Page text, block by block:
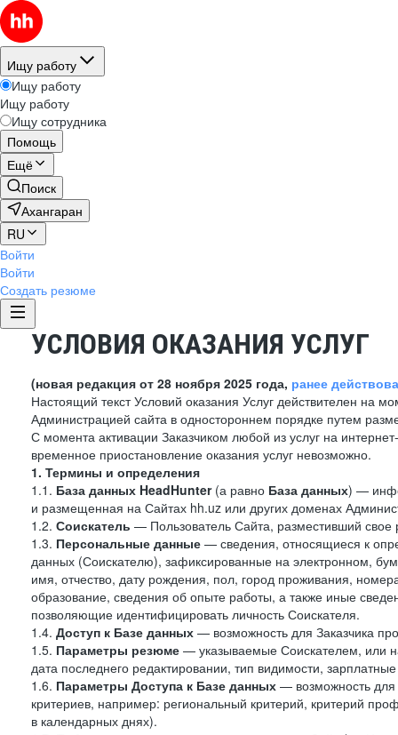
Ищу работу
Ищу работу
Ищу работу
Ищу сотрудника
Помощь
Ещё
Поиск
Ахангаран
RU
Войти
Войти
Создать резюме
УСЛОВИЯ ОКАЗАНИЯ УСЛУГ
(новая редакция от 28 ноября 2025 года, ранее
Настоящий текст Условий оказания Услуг действителен на
Администрацией сайта в одностороннем порядке путем
С момента активации Заказчиком любой из услуг на
временное приостановление оказания услуг невозможно.
1. Термины и определения
1.1. База данных HeadHunter(а равно База данных) —
и размещенная на Сайтах hh.uz или других доменах
1.2. Соискатель — Пользователь Сайта, разместивший
1.3. Персональные данные — сведения, относящиеся к
данных (Соискателю), зафиксированные на электронном,
имя, отчество, дату рождения, пол, город проживания,
образование, сведения об опыте работы, а также иные
позволяющие идентифицировать личность Соискателя.
1.4. Доступ к Базе данных — возможность для Заказчика
1.5. Параметры резюме — указываемые Соискателем, или
дата последнего редактировании, тип видимости,
1.6. Параметры Доступа к Базе данных — возможность
критериев, например: региональный критерий, критерий
в календарных днях).